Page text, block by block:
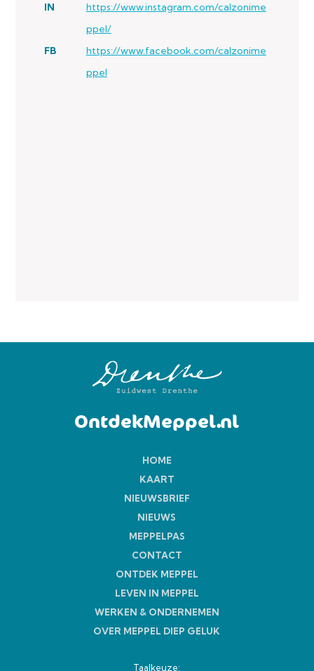
IN
https://www.instagram.com/calzonime
ppel/
FB
https://www.facebook.com/calzonime
ppel
OntdekMeppel.nl
HOME
KAART
NIEUWSBRIEF
NIEUWS
MEPPELPAS
CONTACT
ONTDEK MEPPEL
LEVEN IN MEPPEL
WERKEN & ONDERNEMEN
OVER MEPPEL DIEP GELUK
Taalkeuze: